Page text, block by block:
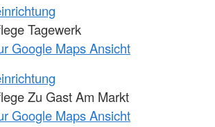
Tagewerk
Google Maps Ansicht
Zu Gast Am Markt
Google Maps Ansicht